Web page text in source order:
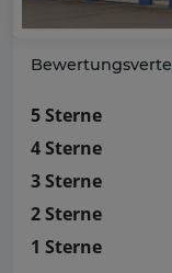
5 Sterne
4 Sterne
3 Sterne
2 Sterne
1 Sterne